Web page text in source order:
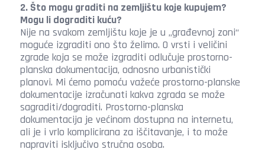
2. Što mogu graditi na zemljištu koje kupujem?
Mogu li dograditi kuću?
Nije na svakom zemljištu koje je u „građevnoj zoni“
moguće izgraditi ono što želimo. O vrsti i veličini
zgrade koja se može izgraditi odlučuje prostorno-
planska dokumentacija, odnosno urbanistički
planovi. Mi ćemo pomoću važeće prostorno-planske
dokumentacije izračunati kakva zgrada se može
sagraditi/dograditi. Prostorno-planska
dokumentacija je većinom dostupna na internetu,
ali je i vrlo komplicirana za iščitavanje, i to može
napraviti isključivo stručna osoba.